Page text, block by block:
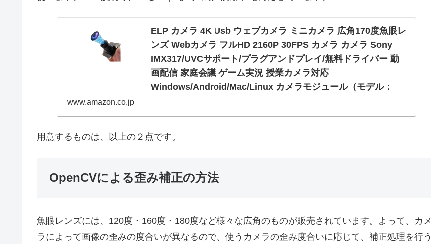
ELP カメラ 4K Usb ウェブカメラ ミニカメラ 広角170度魚眼レ
ンズ Webカメラ フルHD 2160P 30FPS カメラ カメラ Sony
IMX317/UVCサポート/プラグアンドプレイ/無料ドライバー 動
画配信 家庭会議 ゲーム実況 授業カメラ対応
Windows/Android/Mac/Linux カメラモジュール（モデル：
機械設備：オールインワンマシン、POS設備、STB、スマートボックス、テレビ
ボックス、ノートブック、ビデオドアホン、MID、タブレット外部、評価者。 医
www.amazon.co.jp
用意するものは、以上の２点です。
OpenCVによる歪み補正の方法
魚眼レンズには、120度・160度・180度など様々な広角のものが販売されています。よって、カメ
ラによって画像の歪みの度合いが異なるので、使うカメラの歪み度合いに応じて、補正処理を行う